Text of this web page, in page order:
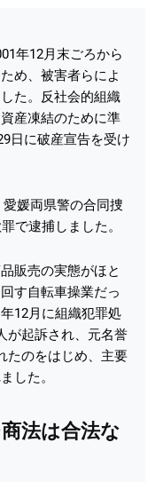
年12月末ごろから
め、被害者らによ
た。反社会的組織
産凍結のために準
日に破産宣告を受け
媛両県警の合同捜
で逮捕しました。
販売の実態がほと
す自転車操業だっ
12月に組織犯罪処
が起訴され、元名誉
たのをはじめ、主要
した。
法は合法な